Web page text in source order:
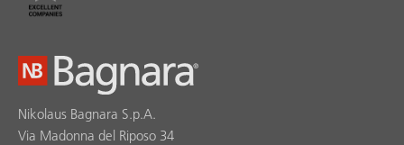
Nikolaus Bagnara S.p.A.
Via Madonna del Riposo 34